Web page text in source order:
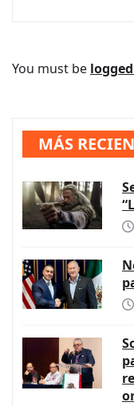
You must be
MÁS